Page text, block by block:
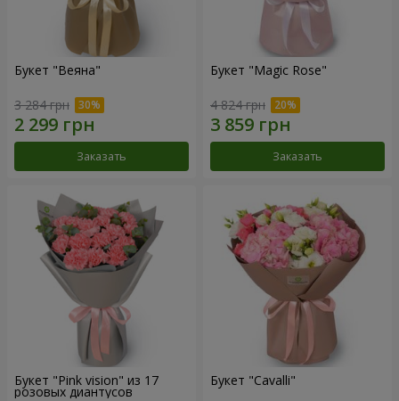
Букет "Веяна"
3 284 грн
Заказать
Букет "Magic Rose"
4 824 грн
Заказать
Букет "Pink vision" из 17
розовых диантусов
Букет "Cаvalli"